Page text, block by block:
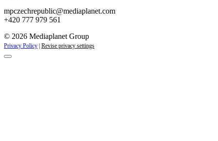
mpczechrepublic@mediaplanet.com
+420 777 979 561
© 2026 Mediaplanet Group
Privacy Policy Revise privacy settings